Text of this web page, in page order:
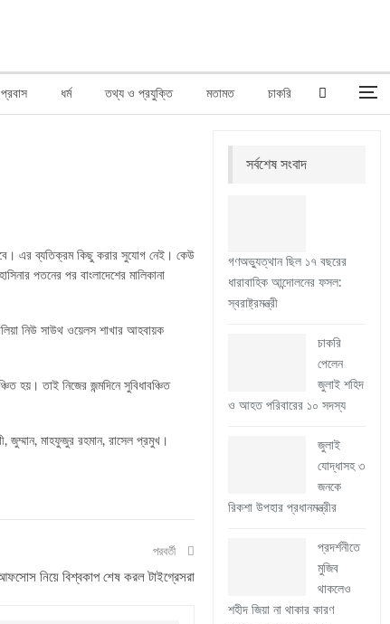
প্রবাস ধর্ম তথ্য ও প্রযুক্তি মতামত চাকরি
হবে। এর ব্যতিক্রম কিছু করার সুযোগ নেই। কেউ
পতনের পর বাংলাদেশের মালিকানা
নিউ সাউথ ওয়েলস শাখার আহবায়ক
তাই নিজের জন্মদিনে সুবিধাবঞ্চিত
জুম্মান, মাহফুজুর রহমান, রাসেল প্রমুখ।
পরবর্তী
নিয়ে বিশ্বকাপ শেষ করল টাইগ্রেসরা
সর্বশেষ সংবাদ
গণঅভ্যুত্থান ছিল ১৭ বছরের
ধারাবাহিক আন্দোলনের ফসল:
স্বরাষ্ট্রমন্ত্রী
চাকরি
পেলেন
জুলাই শহিদ
ও আহত পরিবারের ১০ সদস্য
জুলাই
যোদ্ধাসহ ৩
জনকে
রিকশা উপহার প্রধানমন্ত্রীর
প্রদর্শনীতে
মুজিব
থাকলেও
শহীদ জিয়া না থাকার কারণ